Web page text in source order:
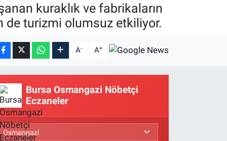
kuraklık ve fabrikaların
de turizmi olumsuz etkiliyor.
A- A+
Bursa Osmangazi Nöbetçi
Eczaneler